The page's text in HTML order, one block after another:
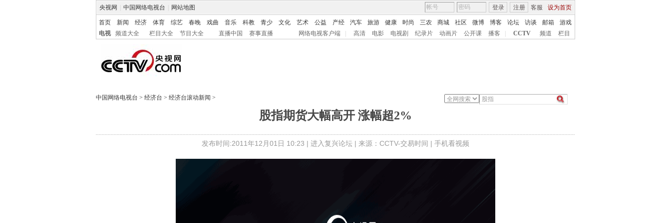
央视网 中国网络电视台 网站地图 客服 设为首页
登录 注册
首页 新闻 经济 体育 综艺 春晚 戏曲 音乐 科教 青少 文化 艺术 公益 产经 汽车 旅游 健康 时尚 三农 商城 社区 微博 博客 论坛 访谈 邮箱
游戏
电视
频道大全 栏目大全 节目大全 直播中国 赛事直播 网络电视客户端 高清 电影 电视剧 纪录片 动画片 公开课 播客 CCTV 频道 栏目
中国网络电视台 > 经济台 > 经济台滚动新闻 >
股指期货大幅高开 涨幅超2%
发布时间:2011年12月01日 10:23 | 进入复兴论坛 | 来源：CCTV-交易时间 | 手机看视频